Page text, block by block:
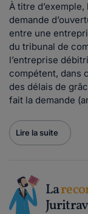
À titre
demande
entre une
du tribunal de
l’entreprise
compétent, dans
des délais de
fait la demande
Lire la suite
La